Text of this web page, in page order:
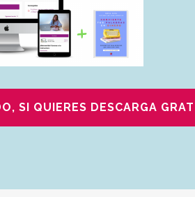
SI QUIERES DESCARGA